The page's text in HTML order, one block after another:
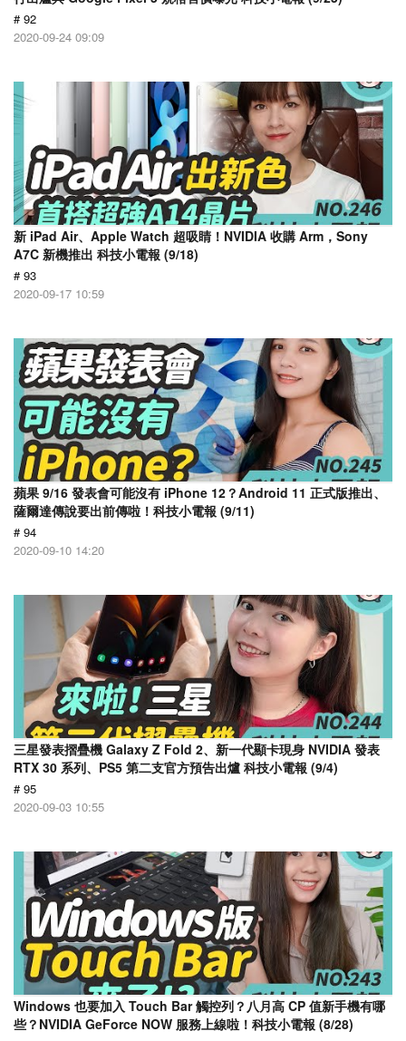
# 92
2020-09-24 09:09
新 iPad Air、Apple Watch 超吸睛！NVIDIA 收購 Arm，Sony
A7C 新機推出 科技小電報 (9/18)
# 93
2020-09-17 10:59
蘋果 9/16 發表會可能沒有 iPhone 12？Android 11 正式版推出、
薩爾達傳說要出前傳啦！科技小電報 (9/11)
# 94
2020-09-10 14:20
三星發表摺疊機 Galaxy Z Fold 2、新一代顯卡現身 NVIDIA 發表
RTX 30 系列、PS5 第二支官方預告出爐 科技小電報 (9/4)
# 95
2020-09-03 10:55
Windows 也要加入 Touch Bar 觸控列？八月高 CP 值新手機有哪
些？NVIDIA GeForce NOW 服務上線啦！科技小電報 (8/28)